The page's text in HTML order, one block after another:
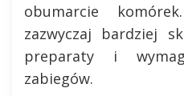
obumarcie
zazwyczaj bardziej
preparaty i
zabiegów.